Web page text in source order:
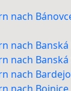
nach
nach Banská
nach Banská
nach